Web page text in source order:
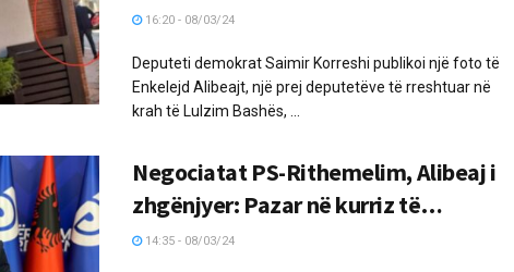
16:20 - 08/03/24
Deputeti demokrat Saimir Korreshi publikoi një foto të
Enkelejd Alibeajt, një prej deputetëve të rreshtuar në
krah të Lulzim Bashës, ...
Negociatat PS-Rithemelim, Alibeaj i
zhgënjyer: Pazar në kurriz të…
14:35 - 08/03/24